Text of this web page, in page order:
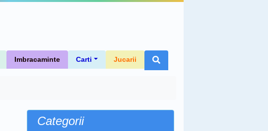
Imbracaminte Carti Jucarii
Categorii